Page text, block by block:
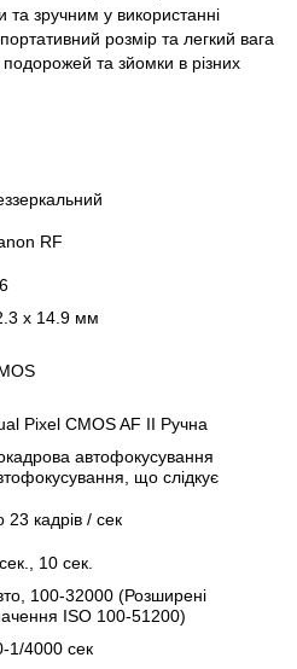
зручним у використанні
розмір та легкий вага
та зйомки в різних
RF
x 14.9 мм
Pixel CMOS AF II Ручна
автофокусування
що слідкує
23 кадрів / сек
10 сек.
100-32000 (Розширені
ISO 100-51200)
1/4000 сек